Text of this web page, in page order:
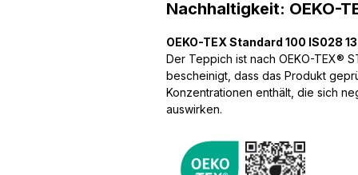
Nachhaltigkeit: OEKO-
OEKO-TEX Standard 100 IS028
Der Teppich ist nach OEKO-TEX®
bescheinigt, dass das Produkt
Konzentrationen enthält, die sich
auswirken.
Wir verwenden Cookies,
können und um unseren
Website an unsere
mit weiteren Daten
Dienste gesammelt haben.
Notwendig